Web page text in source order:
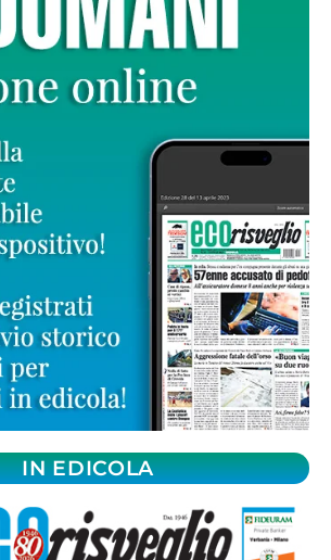
IN EDICOLA